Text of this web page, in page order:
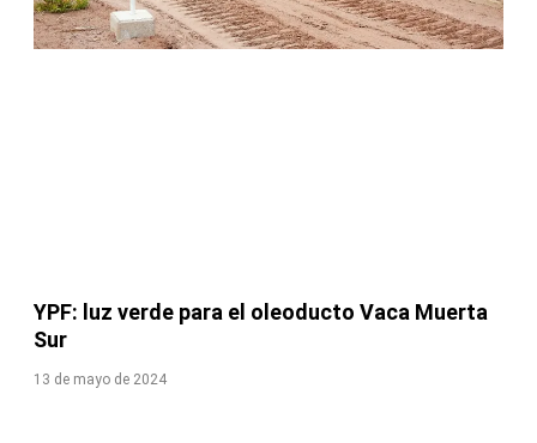
YPF: luz verde para el oleoducto Vaca Muerta
Sur
13 de mayo de 2024